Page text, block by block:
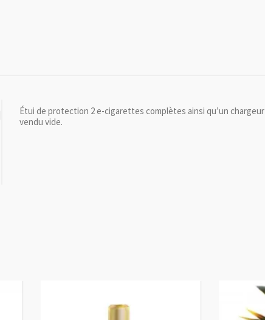
Étui de protection 2 e-cigarettes complètes ainsi qu’un
vendu vide.